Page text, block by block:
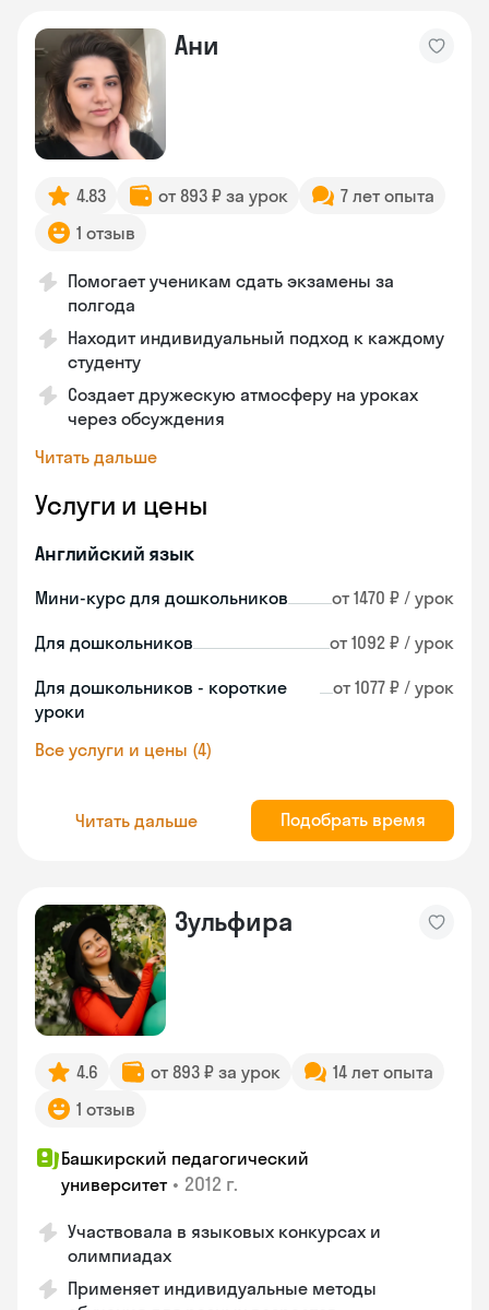
Ани
4.83 от 893 ₽ за урок
7 лет опыта
1 отзыв
Помогает ученикам сдать экзамены за
полгода
Находит индивидуальный подход к каждому
студенту
Создает дружескую атмосферу на уроках
через обсуждения
Читать дальше
Услуги и цены
Английский язык
Мини-курс для дошкольников от 1470 ₽ / урок
Для дошкольников от 1092 ₽ / урок
Для дошкольников - короткие
уроки
от 1077 ₽ / урок
Все услуги и цены (4)
Читать дальше Подобрать время
Зульфира
4.6 от 893 ₽ за урок
14 лет опыта
1 отзыв
Башкирский педагогический
университет • 2012 г.
Участвовала в языковых конкурсах и
олимпиадах
Применяет индивидуальные методы